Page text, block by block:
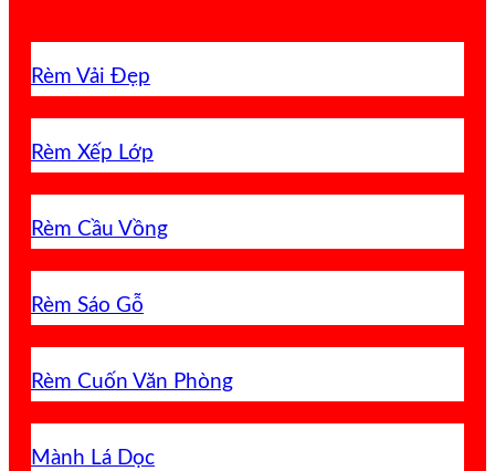
Rèm Vải Đẹp
Rèm Xếp Lớp
Rèm Cầu Vồng
Rèm Sáo Gỗ
Rèm Cuốn Văn Phòng
Mành Lá Dọc